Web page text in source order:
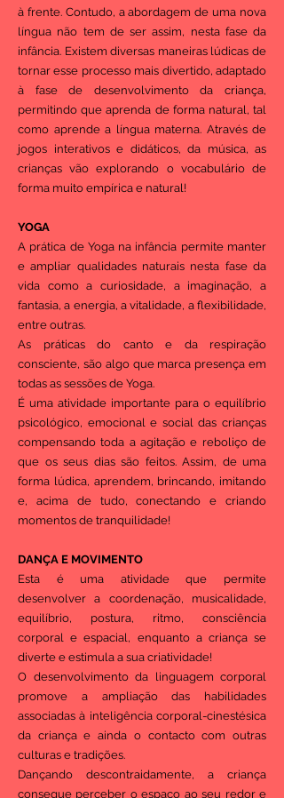
à frente. Contudo, a abordagem de uma nova
língua não tem de ser assim, nesta fase da
infância. Existem diversas maneiras lúdicas de
tornar esse processo mais divertido, adaptado
à fase de desenvolvimento da criança,
permitindo que aprenda de forma natural, tal
como aprende a língua materna. Através de
jogos interativos e didáticos, da música, as
crianças vão explorando o vocabulário de
forma muito empírica e natural!
YOGA
A prática de Yoga na infância permite manter
e ampliar qualidades naturais nesta fase da
vida como a curiosidade, a imaginação, a
fantasia, a energia, a vitalidade, a flexibilidade,
entre outras.
As práticas do canto e da respiração
consciente, são algo que marca presença em
todas as sessões de Yoga.
É uma atividade importante para o equilíbrio
psicológico, emocional e social das crianças
compensando toda a agitação e reboliço de
que os seus dias são feitos. Assim, de uma
forma lúdica, aprendem, brincando, imitando
e, acima de tudo, conectando e criando
momentos de tranquilidade!
DANÇA E MOVIMENTO
Esta é uma atividade que permite
desenvolver a coordenação, musicalidade,
equilíbrio, postura, ritmo, consciência
corporal e espacial, enquanto a criança se
diverte e estimula a sua criatividade!
O desenvolvimento da linguagem corporal
promove a ampliação das habilidades
associadas à inteligência corporal-cinestésica
da criança e ainda o contacto com outras
culturas e tradições.
Dançando descontraidamente, a criança
consegue perceber o espaço ao seu redor e